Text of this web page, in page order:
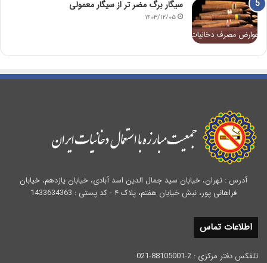
سیگار برگ مضر تر از سیگار معمولی
۱۴۰۳/۱۲/۰۵
آدرس : تهران، خیابان سید جمال الدین اسد آبادی، خیابان یازدهم، خیابان
فراهانی پور، نبش خیابان هفتم، پلاک ۴ - کد پستی : 1433634363
اطلاعات تماس
تلفکس دفتر مرکزی : 2-88105001-021